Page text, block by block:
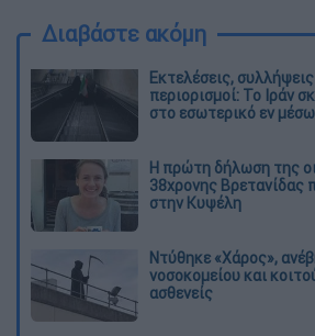
Διαβάστε ακόμη
Εκτελέσεις, συλλήψεις
περιορισμοί: Το Ιράν
στο εσωτερικό εν
Η πρώτη δήλωση της
38χρονης Βρετανίδας
στην Κυψέλη
Ντύθηκε «Χάρος»,
νοσοκομείου και
ασθενείς